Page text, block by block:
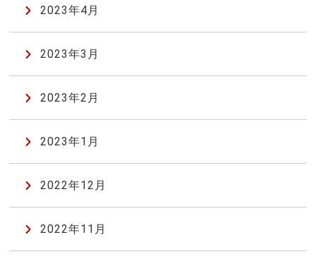
2023年4月
2023年3月
2023年2月
2023年1月
2022年12月
2022年11月